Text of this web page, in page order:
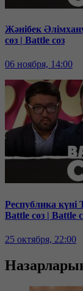
Жәнібек
сөз | Battle соз
06 ноября, 14:00
Республика күні
Battle сөз | Battle
25 октября, 22:00